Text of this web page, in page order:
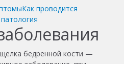
Как проводится
бедренной кости —